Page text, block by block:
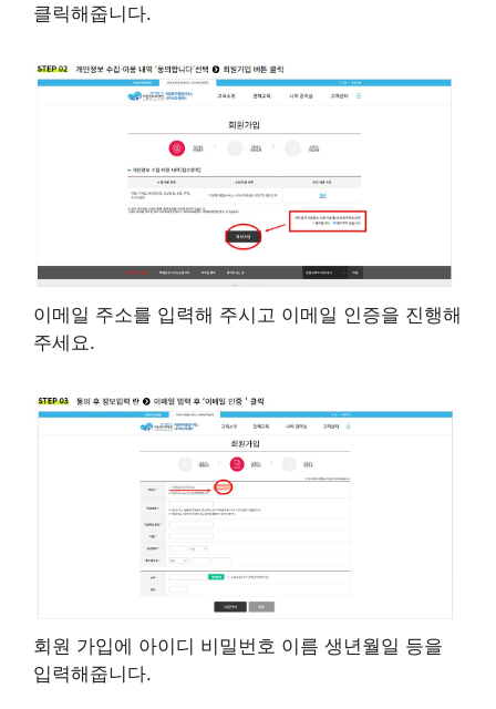
클릭해줍니다.
이메일 주소를 입력해 주시고 이메일 인증을 진행해
주세요.
회원 가입에 아이디 비밀번호 이름 생년월일 등을
입력해줍니다.